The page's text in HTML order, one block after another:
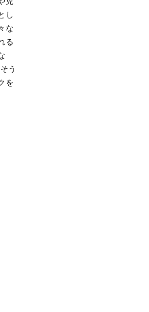
し
な
る
う
を